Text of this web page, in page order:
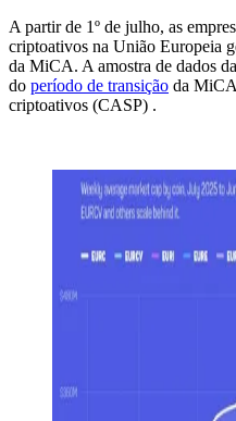
A partir de 1º de julho, as
criptoativos na União Europeia
da MiCA. A amostra de dados
do período de transição da
criptoativos (CASP) .